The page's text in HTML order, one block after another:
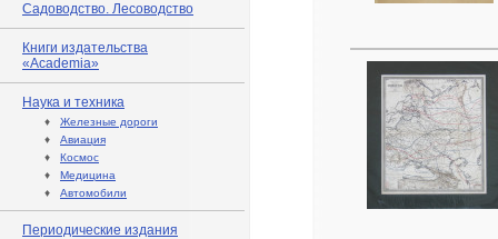
Садоводство. Лесоводство
Книги издательства
«Academia»
Наука и техника
♦ Железные дороги
♦ Авиация
♦ Космос
♦ Медицина
♦ Автомобили
Периодические издания